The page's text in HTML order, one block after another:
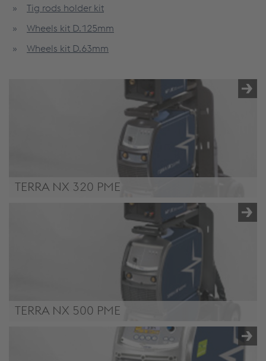
Tig rods holder kit
Wheels kit D.125mm
Wheels kit D.63mm
TERRA NX 320 PME
TERRA NX 500 PME